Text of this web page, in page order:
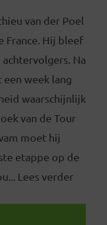
van der Poel
France. Hij bleef
Na
week lang
waarschijnlijk
van de Tour
moet hij
etappe op de
Lees verder